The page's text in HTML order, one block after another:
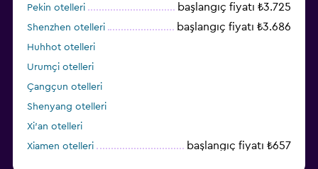
Pekin otelleri başlangıç fiyatı ₺3.725
Shenzhen otelleri başlangıç fiyatı ₺3.686
Huhhot otelleri
Urumçi otelleri
Çangçun otelleri
Shenyang otelleri
Xi'an otelleri
Xiamen otelleri
başlangıç fiyatı ₺657